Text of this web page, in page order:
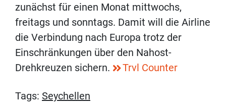
zunächst für einen Monat mittwochs,
freitags und sonntags. Damit will die Airline
die Verbindung nach Europa trotz der
Einschränkungen über den Nahost-
Drehkreuzen sichern.
Trvl Counter
Tags: Seychellen